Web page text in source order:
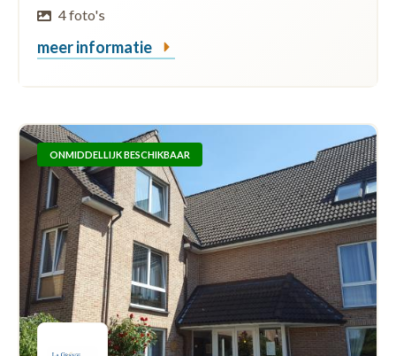
4 foto's
meer informatie
ONMIDDELLIJK BESCHIKBAAR